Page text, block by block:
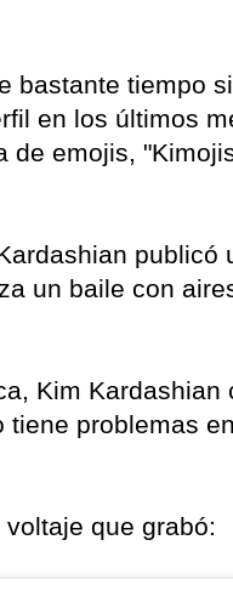
bastante tiempo
en los últimos
de emojis,
publicó
un baile con
Kim
tiene problemas
que grabó: